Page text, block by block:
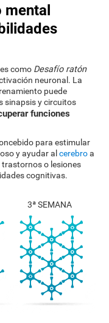
como Desafío ratón
neuronal. La
puede
sinapsis y circuitos
funciones
para estimular
y ayudar alcerebroa
o lesiones
cognitivas.
3ª SEMANA